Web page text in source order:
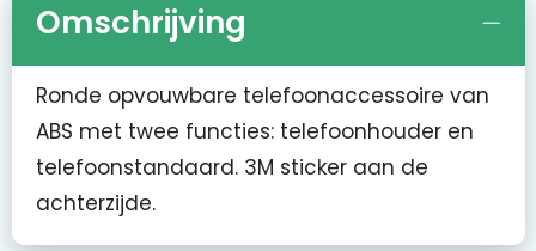
Omschrijving
Ronde opvouwbare telefoonaccessoire van
ABS met twee functies: telefoonhouder en
telefoonstandaard. 3M sticker aan de
achterzijde.